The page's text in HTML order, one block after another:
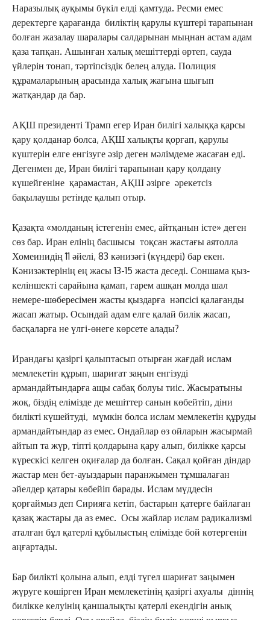
Наразылық ауқымы бүкіл елді қамтуда. Ресми емес
деректерге қарағанда биліктің қарулы күштері тарапынан
болған жазалау шаралары салдарынан мыңнан астам адам
қаза тапқан. Ашынған халық мешіттерді өртеп, сауда
үйлерін тонап, тәртіпсіздік белең алуда. Полиция
құрамаларының арасында халық жағына шығып
жатқандар да бар.
АҚШ президенті Трамп егер Иран билігі халыққа қарсы
қару қолданар болса, АҚШ халықты қорғап, қарулы
күштерін елге енгізуге әзір деген мәлімдеме жасаған еді.
Дегенмен де, Иран билігі тарапынан қару қолдану
күшейгеніне қарамастан, АҚШ әзірге әрекетсіз
бақылаушы ретінде қалып отыр.
Қазақта «молданың істегенін емес, айтқанын істе» деген
сөз бар. Иран елінің басшысы тоқсан жастағы аятолла
Хомеинидің 11 әйелі, 83 кәнизәгі (күңдері) бар екен.
Кәнизәктерінің ең жасы 13-15 жаста деседі. Соншама қыз-
келіншекті сарайына қамап, гарем ашқан молда шал
немере-шөбересімен жасты қыздарға нәпсісі қалағанды
жасап жатыр. Осындай адам елге қалай билік жасап,
басқаларға не үлгі-өнеге көрсете алады?
Ирандағы қазіргі қалыптасып отырған жағдай ислам
мемлекетін құрып, шариғат заңын енгізуді
армандайтындарға ащы сабақ болуы тиіс. Жасыратыны
жоқ, біздің елімізде де мешіттер санын көбейтіп, діни
билікті күшейтуді, мүмкін болса ислам мемлекетін құруды
армандайтындар аз емес. Ондайлар өз ойларын жасырмай
айтып та жүр, тіпті қолдарына қару алып, билікке қарсы
күрескісі келген оқиғалар да болған. Сақал қойған діндар
жастар мен бет-ауыздарын паранжымен тұмшалаған
әйелдер қатары көбейіп барады. Ислам мүддесін
қорғаймыз деп Сирияға кетіп, бастарын қатерге байлаған
қазақ жастары да аз емес. Осы жайлар ислам радикализмі
аталған бұл қатерлі құбылыстың елімізде бой көтергенін
аңғартады.
Бар билікті қолына алып, елді түгел шариғат заңымен
жүруге көшірген Иран мемлекетінің қазіргі ахуалы діннің
билікке келуінің қаншалықты қатерлі екендігін анық